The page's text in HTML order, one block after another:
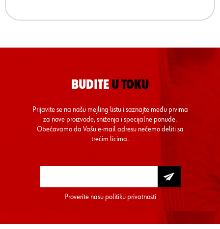
BUDITE U TOKU
Prijavite se na našu mejling listu i saznajte među prvima
za nove proizvode, sniženja i specijalne ponude.
Obećavamo da Vašu e-mail adresu nećemo deliti sa
trećim licima.
Proverite nasu politiku privatnosti